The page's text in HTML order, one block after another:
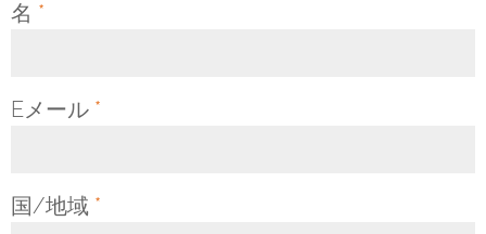
名 *
Eメール *
国/地域 *